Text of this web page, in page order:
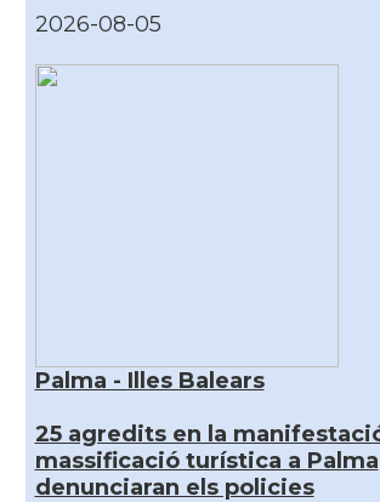
2026-08-05
Palma - Illes Balears
25 agredits en la
massificació turística a Palma
denunciaran els policies